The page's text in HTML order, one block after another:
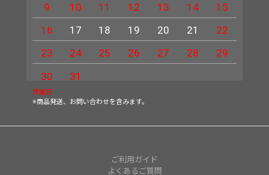
9
10 11 12 13 14
15
16
17 18 19 20 21
22
23
24 25 26 27 28
29
30
31
休業日
※商品発送、お問い合わせを含みます。
ご利用ガイド
よくあるご質問